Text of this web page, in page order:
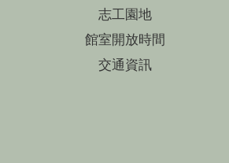
志工園地
館室開放時間
交通資訊